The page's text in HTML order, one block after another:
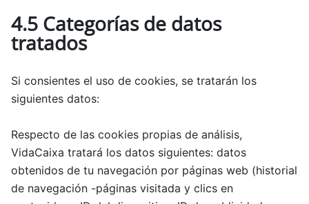
4.5 Categorías de datos
tratados
Si consientes el uso de cookies, se tratarán los
siguientes datos:
Respecto de las cookies propias de análisis,
VidaCaixa tratará los datos siguientes: datos
obtenidos de tu navegación por páginas web (historial
de navegación -páginas visitada y clics en